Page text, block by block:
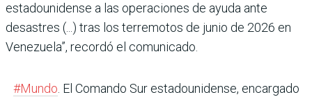
estadounidense a las operaciones de ayuda ante
desastres (...) tras los terremotos de junio de 2026 en
Venezuela”, recordó el comunicado.
#Mundo. El Comando Sur estadounidense, encargado